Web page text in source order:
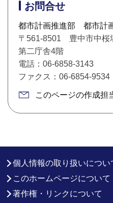
お問合せ
都市計画推進部 都市計
〒561-8501 豊中市中桜
第二庁舎4階
電話：06-6858-3143
ファクス：06-6854-9534
このページの作成担
個人情報の取り扱いについ
このホームページについて
著作権・リンクについて